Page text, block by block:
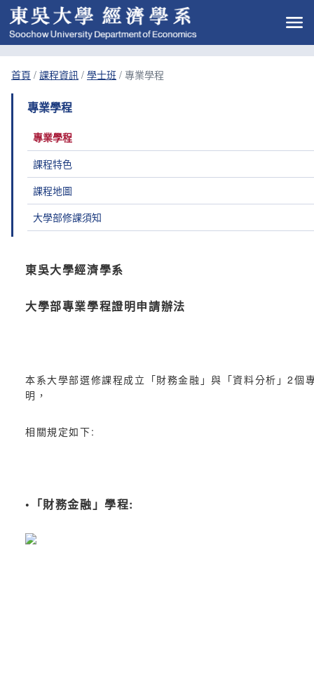
首頁 / 課程資訊 / 學士班 / 專業學程
專業學程
專業學程
課程特色
課程地圖
大學部修課須知
東吳大學經濟學系
大學部專業學程證明申請辦法
本系大學部選修課程成立「財務金融」與「資料分析」2
明，
相關規定如下:
•「財務金融」學程: